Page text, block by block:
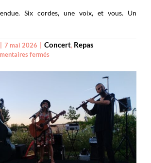
Six cordes, une voix, et vous. Un
7 mai 2026 Concert, Repas
ferméssur
8